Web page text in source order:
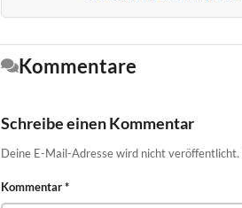
Kommentare
Schreibe einen Kommentar
Deine E-Mail-Adresse wird nicht veröffentlicht.
Kommentar*